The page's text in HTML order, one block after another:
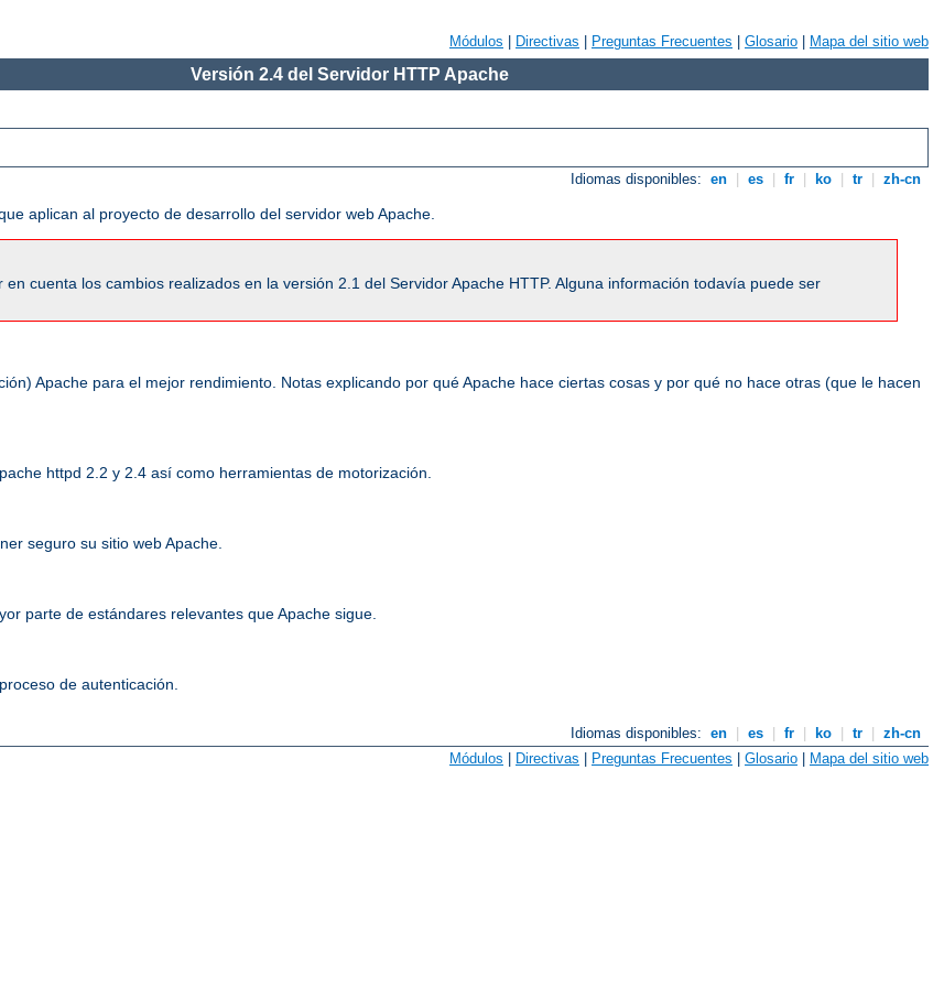
Módulos Directivas Preguntas Frecuentes Glosario Mapa del sitio web
Versión 2.4 del Servidor HTTP Apache
Idiomas disponibles: en es fr ko tr zh-cn
aplican al proyecto de desarrollo del servidor web Apache.
cuenta los cambios realizados en la versión 2.1 del Servidor Apache HTTP. Alguna información todavía puede ser
Apache para el mejor rendimiento. Notas explicando por qué Apache hace ciertas cosas y por qué no hace otras (que le hacen
httpd 2.2 y 2.4 así como herramientas de motorización.
seguro su sitio web Apache.
parte de estándares relevantes que Apache sigue.
de autenticación.
Idiomas disponibles: en es fr ko tr
zh-cn
Módulos | Directivas | Preguntas Frecuentes | Glosario | Mapa del sitio web